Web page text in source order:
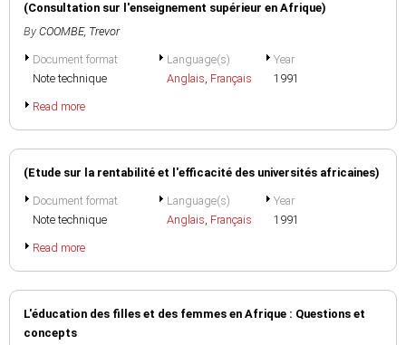
(Consultation sur l'enseignement supérieur en Afrique)
By COOMBE, Trevor
Document format
Note technique
Language(s)
Anglais, Français
Year
1991
Read more
(Etude sur la rentabilité et l'efficacité des universités africaines)
Document format
Note technique
Language(s)
Anglais, Français
Year
1991
Read more
L'éducation des filles et des femmes en Afrique : Questions et
concepts